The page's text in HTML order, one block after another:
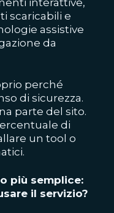
interattive,
scaricabili e
assistive
da
perché
di sicurezza.
parte del sito.
di
un tool o
più semplice:
il servizio?